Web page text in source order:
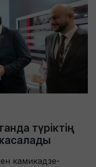
түріктің
камикадзе-